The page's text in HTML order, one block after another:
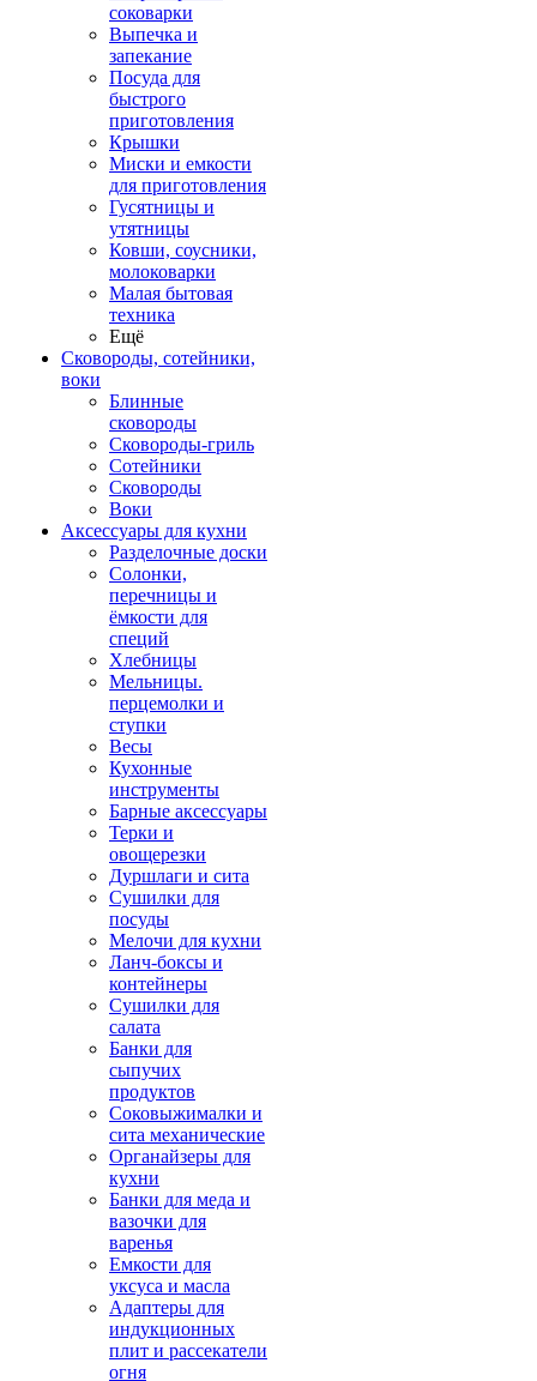
соковарки
Выпечка и
запекание
Посуда для
быстрого
приготовления
Крышки
Миски и емкости
для приготовления
Гусятницы и
утятницы
Ковши, соусники,
молоковарки
Малая бытовая
техника
Ещё
Сковороды, сотейники,
воки
Блинные
сковороды
Сковороды-гриль
Сотейники
Сковороды
Воки
Аксессуары для кухни
Разделочные доски
Солонки,
перечницы и
ёмкости для
специй
Хлебницы
Мельницы.
перцемолки и
ступки
Весы
Кухонные
инструменты
Барные аксессуары
Терки и
овощерезки
Дуршлаги и сита
Сушилки для
посуды
Мелочи для кухни
Ланч-боксы и
контейнеры
Сушилки для
салата
Банки для
сыпучих
продуктов
Соковыжималки и
сита механические
Органайзеры для
кухни
Банки для меда и
вазочки для
варенья
Емкости для
уксуса и масла
Адаптеры для
индукционных
плит и рассекатели
огня